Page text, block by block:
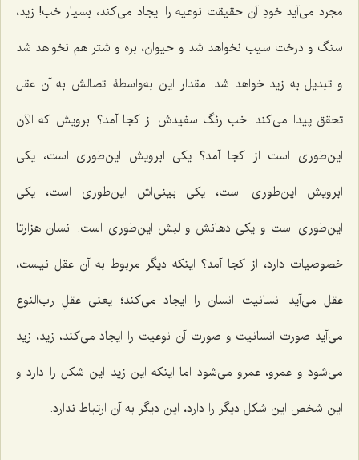
مجرد مى‌آید خودِ آن حقیقت نوعیه را ایجاد مى‌كند، بسیار خب! زید،
سنگ و درخت سیب نخواهد شد و حیوان، بره و شتر هم نخواهد شد
و تبدیل به زید خواهد شد. مقدار این به‌واسطۀ اتصالش به آن عقل
تحقق پیدا مى‌كند. خب رنگ سفیدش از كجا آمد؟ ابرویش كه الآن
این‌طورى است از كجا آمد؟ یكى ابرویش این‌طورى است، یكى
ابرویش این‌طورى است، یكى بینى‌اش این‌طورى است، یكى
این‌طورى است و یكى دهانش و لبش این‌طوری است. انسان هزارتا
خصوصیات دارد، از كجا آمد؟ اینكه دیگر مربوط به آن عقل نیست،
عقل مى‌آید انسانیت انسان را ایجاد مى‌كند؛ یعنى عقلِ رب‌النوع
مى‌آید صورت انسانیت و صورت آن نوعیت را ایجاد مى‌كند، زید، زید
مى‌شود و عمرو، عمرو مى‌شود اما اینكه این زید این شكل را دارد و
این شخص این شكل دیگر را دارد، این دیگر به آن ارتباط ندارد.